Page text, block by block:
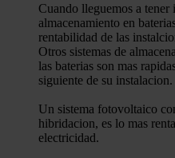
Cuando lleguemos a tener
almacenamiento en
rentabilidad de las
Otros sistemas de
las baterias son mas
siguiente de su instalacion.
Un sistema fotovoltaico
hibridacion, es lo mas
electricidad.